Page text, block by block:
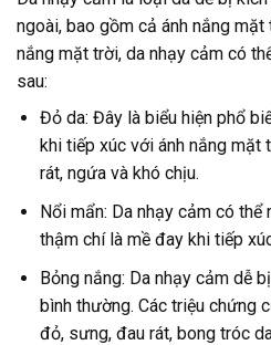
ngoài, bao gồm cả ánh nắng
nắng mặt trời, da nhạy cảm có
sau:
Đỏ da: Đây là biểu hiện phổ
khi tiếp xúc với ánh nắng mặt
rát, ngứa và khó chịu.
Nổi mẩn: Da nhạy cảm có
thậm chí là mề đay khi tiếp
Bỏng nắng: Da nhạy cảm dễ
bình thường. Các triệu chứng
đỏ, sưng, đau rát, bong tróc